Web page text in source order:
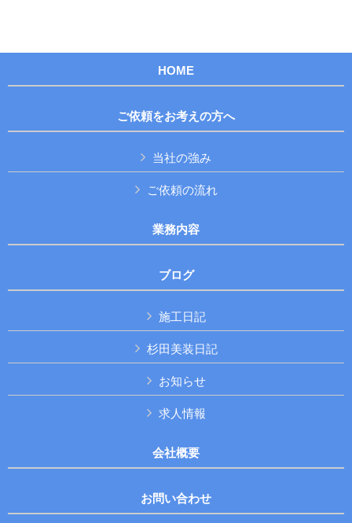
HOME
ご依頼をお考えの方へ
当社の強み
ご依頼の流れ
業務内容
ブログ
施工日記
杉田美装日記
お知らせ
求人情報
会社概要
お問い合わせ